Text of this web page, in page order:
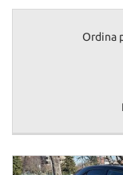
Ordina
e